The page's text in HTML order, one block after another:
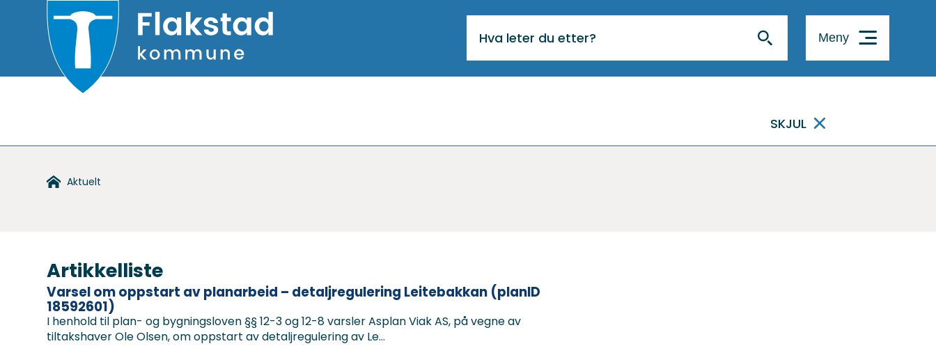
Flakstad
kommune
Meny
MELDING
SKJUL
Du Aktuelt
Artikkelliste
Varsel om oppstart av planarbeid – detaljregulering Leitebakkan (planID
18592601)
I henhold til plan- og bygningsloven §§ 12-3 og 12-8 varsler Asplan Viak AS, på vegne av
tiltakshaver Ole Olsen, om oppstart av detaljregulering av Le...